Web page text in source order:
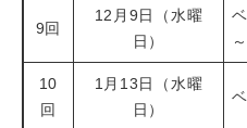
9回
12月9日（水曜
日）
10
回
1月13日（水曜
日）